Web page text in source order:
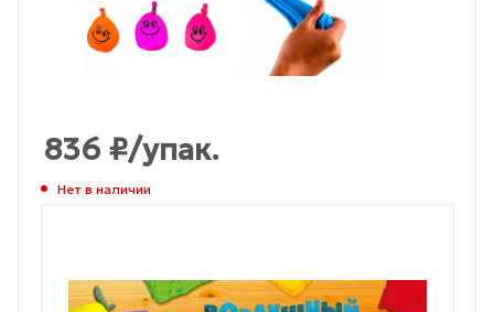
836 ₽/упак.
Нет в наличии